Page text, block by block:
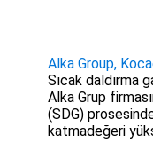
Alka Group,
Sıcak daldırma
Alka Grup
(SDG)
katmadeğeri